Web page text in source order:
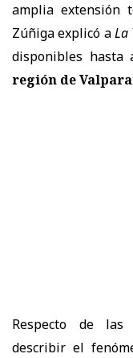
amplia extensión
Zúñiga explicó aLa
disponibles hasta
región de
Respecto de las
describir el